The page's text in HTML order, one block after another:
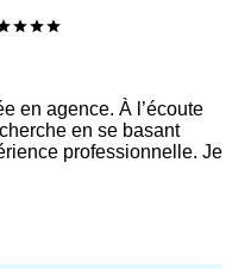
en agence. À l’écoute
en se basant
professionnelle. Je